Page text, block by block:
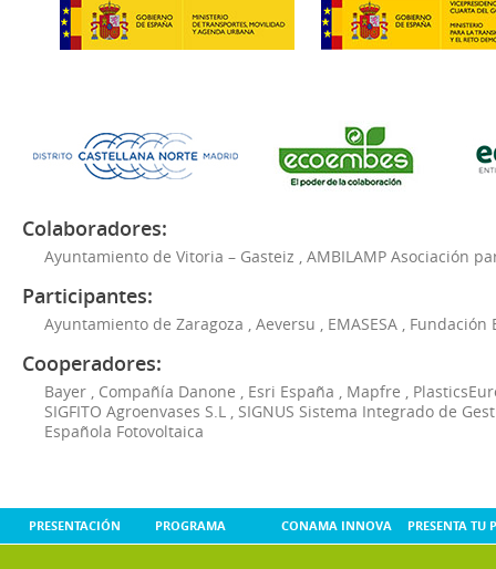
Colaboradores:
Ayuntamiento de Vitoria – Gasteiz , AMBILAMP Asociación
Participantes:
Ayuntamiento de Zaragoza , Aeversu , EMASESA , Fundación
Cooperadores:
Bayer , Compañía Danone , Esri España , Mapfre ,
SIGFITO Agroenvases S.L , SIGNUS Sistema Integrado de
Española Fotovoltaica
PRESENTACIÓN PROGRAMA CONAMA INNOVA PRESENTA TU